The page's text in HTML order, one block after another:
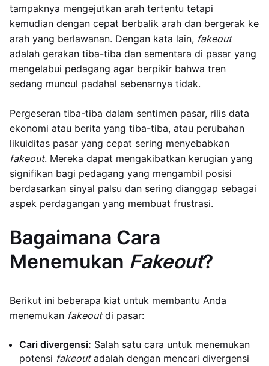
tampaknya mengejutkan arah tertentu tetapi
kemudian dengan cepat berbalik arah dan bergerak ke
arah yang berlawanan. Dengan kata lain, fakeout
adalah gerakan tiba-tiba dan sementara di pasar yang
mengelabui pedagang agar berpikir bahwa tren
sedang muncul padahal sebenarnya tidak.
Pergeseran tiba-tiba dalam sentimen pasar, rilis data
ekonomi atau berita yang tiba-tiba, atau perubahan
likuiditas pasar yang cepat sering menyebabkan
fakeout. Mereka dapat mengakibatkan kerugian yang
signifikan bagi pedagang yang mengambil posisi
berdasarkan sinyal palsu dan sering dianggap sebagai
aspek perdagangan yang membuat frustrasi.
Bagaimana Cara
Menemukan Fakeout?
Berikut ini beberapa kiat untuk membantu Anda
menemukan fakeoutdi pasar:
Cari divergensi: Salah satu cara untuk menemukan
potensi fakeoutadalah dengan mencari divergensi